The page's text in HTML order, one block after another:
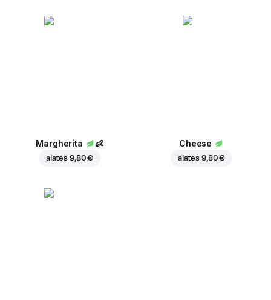
Margherita 👶
alates 9,80 €
Cheese
alates 9,80 €